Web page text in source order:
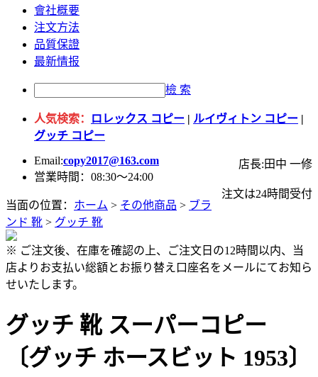
會社概要
注文方法
品質保證
最新情报
檢 索
人気検索： ロレックス コピー | ルイヴィトン コピー |
グッチ コピー
Email:copy2017@163.com
店長:田中 一修
営業時間：08:30～24:00
注文は24時間受付
当面の位置： ホーム > その他商品 > ブラ
ンド 靴 > グッチ 靴
※ ご注文後、在庫を確認の上、ご注文日の12時間以内、当
店よりお支払い総額とお振り替え口座名をメールにてお知ら
せいたします。
グッチ 靴 スーパーコピー
〔グッチ ホースビット 1953〕